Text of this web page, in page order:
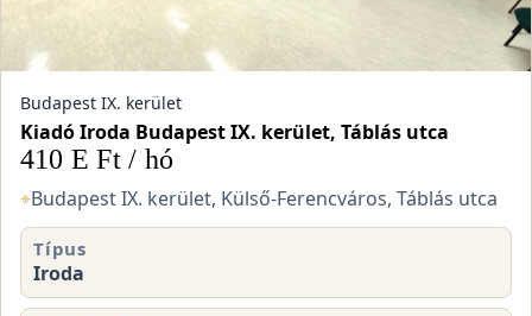
Budapest IX. kerület
Kiadó Iroda Budapest IX. kerület, Táblás utca
410 E Ft / hó
⌖Budapest IX. kerület, Külső-Ferencváros, Táblás utca
Típus
Iroda